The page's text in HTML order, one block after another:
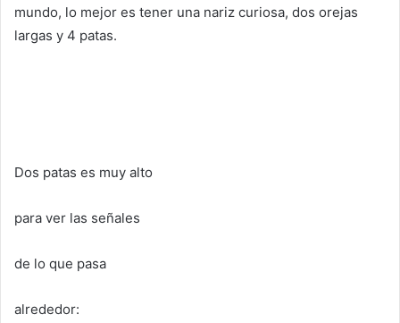
mundo, lo mejor es tener una nariz curiosa, dos orejas
largas y 4 patas.
Dos patas es muy alto
para ver las señales
de lo que pasa
alrededor: